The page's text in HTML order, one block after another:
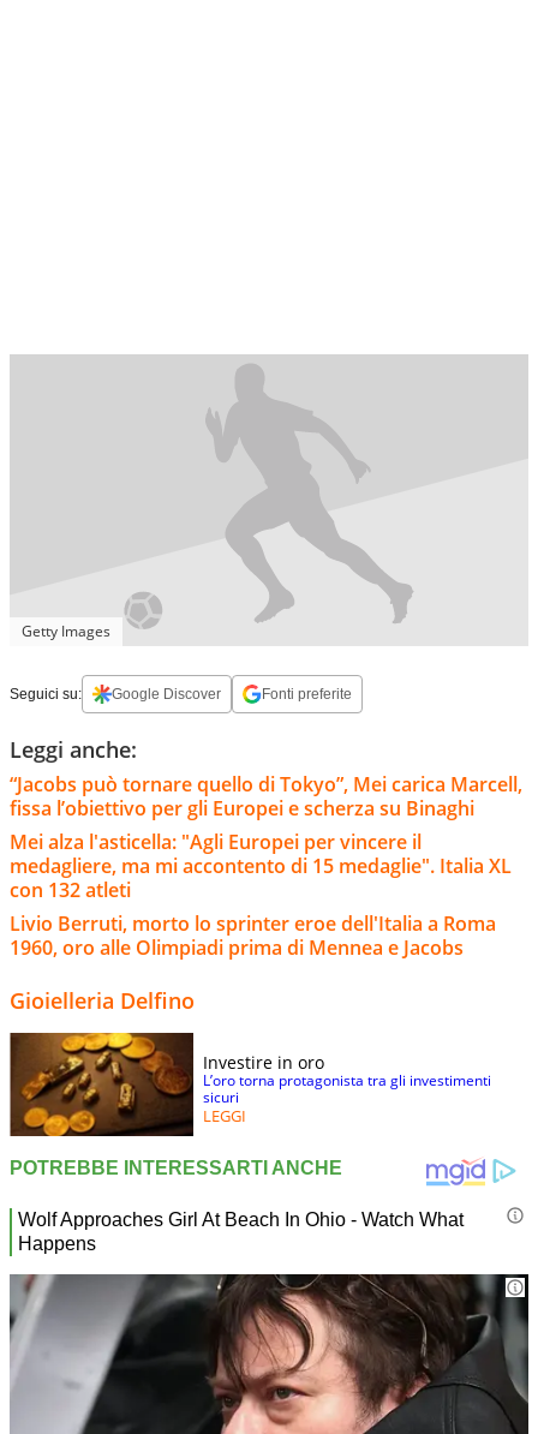
Getty Images
Seguici su: Google Discover Fonti preferite
Leggi anche:
“Jacobs può tornare quello di Tokyo”, Mei carica Marcell,
fissa l’obiettivo per gli Europei e scherza su Binaghi
Mei alza l'asticella: "Agli Europei per vincere il
medagliere, ma mi accontento di 15 medaglie". Italia XL
con 132 atleti
Livio Berruti, morto lo sprinter eroe dell'Italia a Roma
1960, oro alle Olimpiadi prima di Mennea e Jacobs
Gioielleria Delfino
Investire in oro
L’oro torna protagonista tra gli investimenti
sicuri
LEGGI